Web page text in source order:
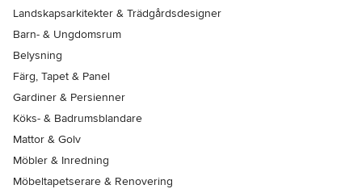
Landskapsarkitekter & Trädgårdsdesigner
Barn- & Ungdomsrum
Belysning
Färg, Tapet & Panel
Gardiner & Persienner
Köks- & Badrumsblandare
Mattor & Golv
Möbler & Inredning
Möbeltapetserare & Renovering